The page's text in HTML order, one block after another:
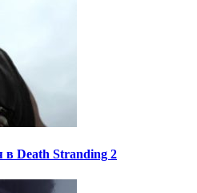
в Death Stranding 2